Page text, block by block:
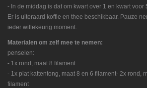
- In de middag is dat om kwart over 1 en kwart voor
Er is uiteraard koffie en thee beschikbaar. Pauze
ieder willekeurig moment.
Materialen om zelf mee te nemen:
penselen:
- 1x rond, maat 8 filament
- 1x plat kattentong, maat 8 en 6 filament- 2x rond,
filament